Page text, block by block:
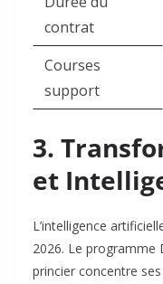
contrat
Courses
support
3.
et
L’intelligence
2026. Le programme
princier concentre